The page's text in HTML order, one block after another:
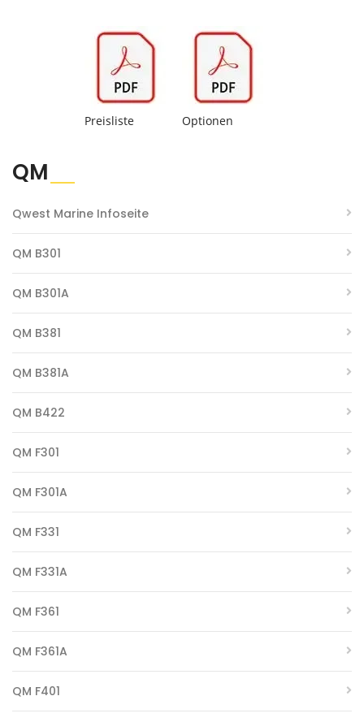
Preisliste Optionen
QM
Qwest Marine Infoseite
QM B301
QM B301A
QM B381
QM B381A
QM B422
QM F301
QM F301A
QM F331
QM F331A
QM F361
QM F361A
QM F401